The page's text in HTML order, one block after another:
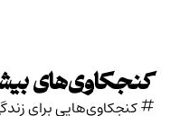
کنجکاوی‌های
کنجکاوی‌هایی برای